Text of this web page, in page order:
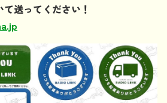
て送ってください！